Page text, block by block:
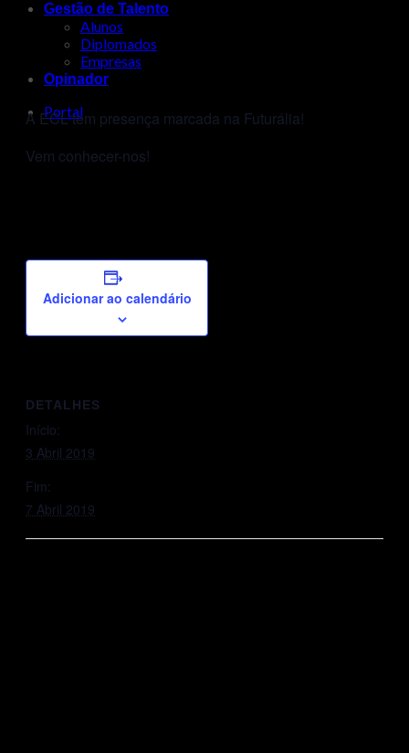
Gestão de Talento
Alunos
Diplomados
Empresas
Opinador
Portal
A ECL tem presença marcada na Futurália!
Vem conhecer-nos!
Adicionar ao calendário
DETALHES
Início:
3 Abril 2019
Fim:
7 Abril 2019